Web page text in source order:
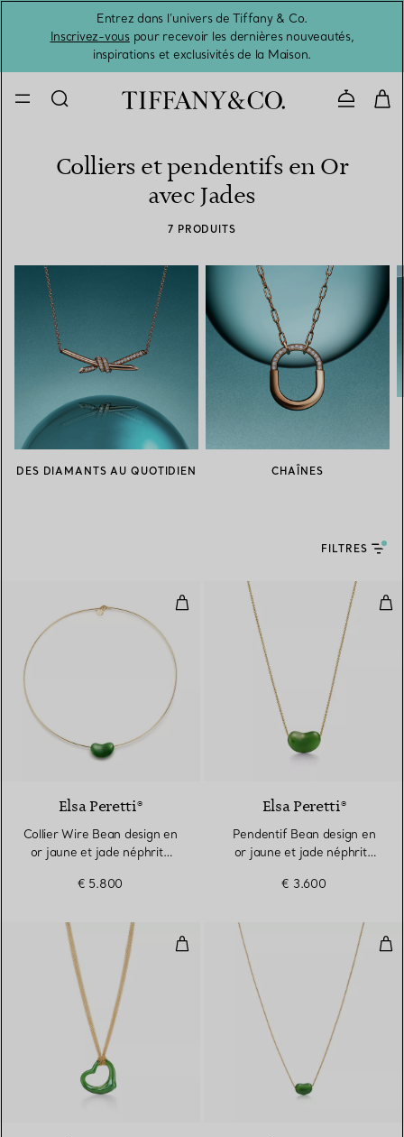
Entrez dans l’univers de Tiffany & Co.
Inscrivez-vouspour recevoir les dernières nouveautés,
inspirations et exclusivités de la Maison.
Colliers et pendentifs en Or
avec Jades
7 PRODUITS
DES DIAMANTS AU QUOTIDIEN CHAÎNES
FILTRES
Collier Wire Bean design en or
Elsa Peretti®
Collier Wire Bean design en
or jaune et jade néphrite
€ 5.800
Elsa Peretti®
Pendentif Bean design en
or jaune et jade néphrite
€ 3.600
Pendentif Open Heart en or